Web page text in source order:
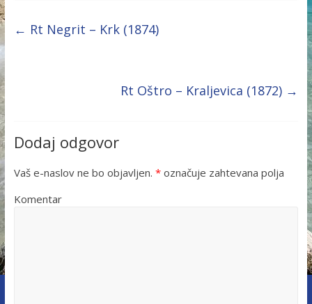
← Rt Negrit – Krk (1874)
Rt Oštro – Kraljevica (1872) →
Dodaj odgovor
Vaš e-naslov ne bo objavljen. *označuje zahtevana polja
Komentar